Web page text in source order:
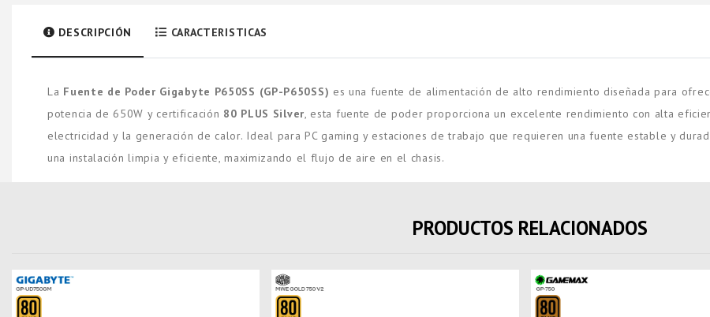
DESCRIPCIÓN CARACTERISTICAS
La Fuente de Poder Gigabyte P650SS (GP-P650SS) es una fuente de alimentación de alto rendimiento diseñada para
potencia de 650W y certificación 80 PLUS Silver, esta fuente de poder proporciona un excelente rendimiento con alta
electricidad y la generación de calor. Ideal para PC gaming y estaciones de trabajo que requieren una fuente estable y
una instalación limpia y eficiente, maximizando el flujo de aire en el chasis.
PRODUCTOS RELACIONADOS